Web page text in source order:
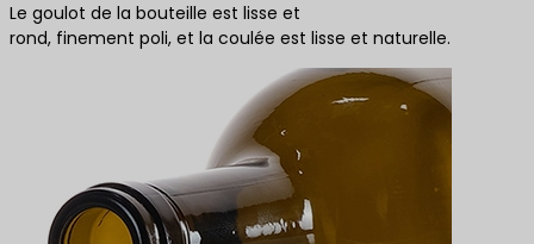
Le goulot de la bouteille est lisse et
rond, finement poli, et la coulée est lisse et naturelle.